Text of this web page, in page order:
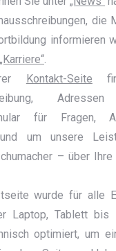
die
informieren
„Karriere“.
Kontakt-Seite
für Fragen,
um unsere
– über
wurde für alle
Laptop, Tablett bis
optimiert, um